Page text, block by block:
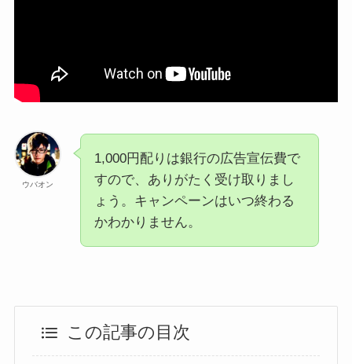
ウバオン
1,000円配りは銀行の広告宣伝費で
すので、ありがたく受け取りまし
ょう。キャンペーンはいつ終わる
かわかりません。
この記事の目次